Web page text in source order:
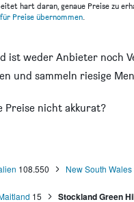
hart daran, genaue Preise zu
Preise übernommen.
ist weder Anbieter noch
und sammeln riesige
Preise nicht akkurat?
108.550 New South Wales
15 Stockland Green